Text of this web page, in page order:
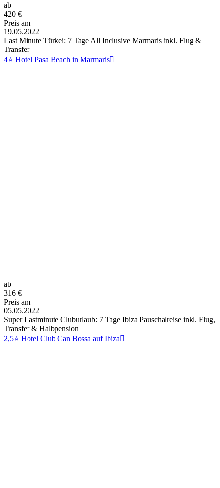
ab
420 €
Preis am
19.05.2022
Last Minute Türkei: 7 Tage All Inclusive Marmaris inkl. Flug &
Transfer
4⭐ Hotel Pasa Beach in Marmaris
ab
316 €
Preis am
05.05.2022
Super Lastminute Cluburlaub: 7 Tage Ibiza Pauschalreise inkl. Flug,
Transfer & Halbpension
2,5⭐ Hotel Club Can Bossa auf Ibiza